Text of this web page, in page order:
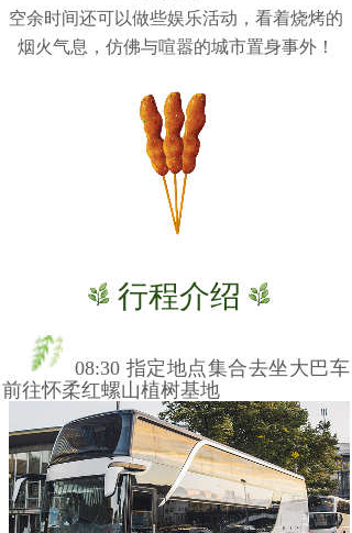
空余时间还可以做些娱乐活动，看着烧烤的
烟火气息，仿佛与喧嚣的城市置身事外！
行程介绍
08:30 指定地点集合去坐大巴车
前往怀柔红螺山植树基地